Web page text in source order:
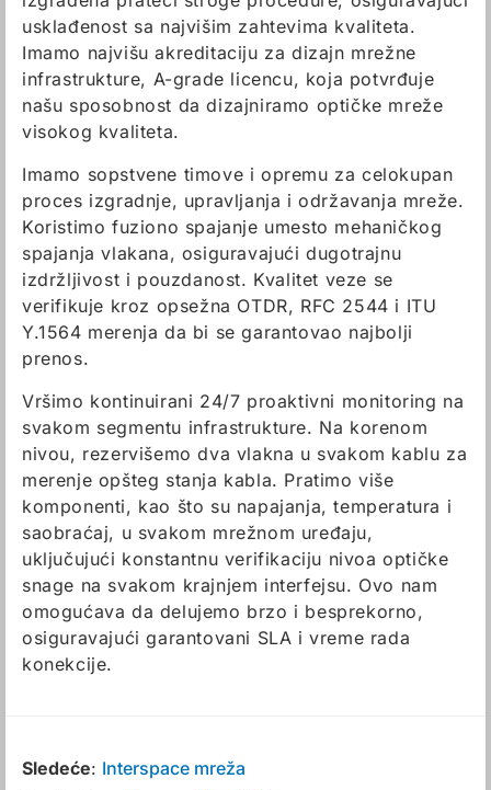
usklađenost sa najvišim zahtevima kvaliteta.
Imamo najvišu akreditaciju za dizajn mrežne
infrastrukture, A-grade licencu, koja potvrđuje
našu sposobnost da dizajniramo optičke mreže
visokog kvaliteta.
Imamo sopstvene timove i opremu za celokupan
proces izgradnje, upravljanja i održavanja mreže.
Koristimo fuziono spajanje umesto mehaničkog
spajanja vlakana, osiguravajući dugotrajnu
izdržljivost i pouzdanost. Kvalitet veze se
verifikuje kroz opsežna OTDR, RFC 2544 i ITU
Y.1564 merenja da bi se garantovao najbolji
prenos.
Vršimo kontinuirani 24/7 proaktivni monitoring na
svakom segmentu infrastrukture. Na korenom
nivou, rezervišemo dva vlakna u svakom kablu za
merenje opšteg stanja kabla. Pratimo više
komponenti, kao što su napajanja, temperatura i
saobraćaj, u svakom mrežnom uređaju,
uključujući konstantnu verifikaciju nivoa optičke
snage na svakom krajnjem interfejsu. Ovo nam
omogućava da delujemo brzo i besprekorno,
osiguravajući garantovani SLA i vreme rada
konekcije.
Sledeće: Interspace mreža